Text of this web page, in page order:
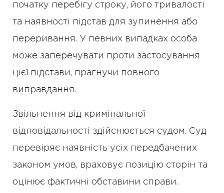
початку перебігу строку, його тривалості
та наявності підстав для зупинення або
переривання. У певних випадках особа
може заперечувати проти застосування
цієї підстави, прагнучи повного
виправдання.
Звільнення від кримінальної
відповідальності здійснюється судом. Суд
перевіряє наявність усіх передбачених
законом умов, враховує позицію сторін та
оцінює фактичні обставини справи.